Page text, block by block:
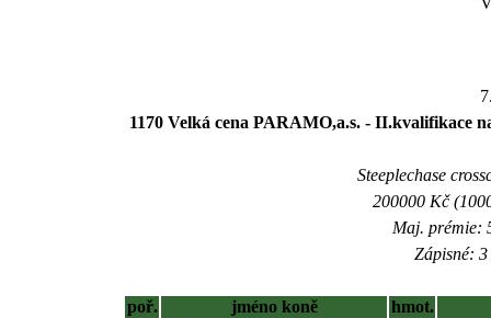
1170 Velká cena PARAMO,a.s. - II.kvalifikace
Steeplechase
200000 Kč
Maj. prémie:
Zápisné:
poř. jméno koně
hmot.